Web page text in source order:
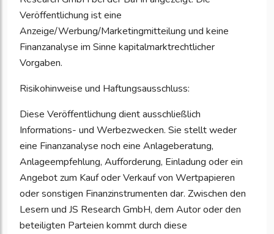
Veröffentlichung ist eine
Anzeige/Werbung/Marketingmitteilung und keine
Finanzanalyse im Sinne kapitalmarktrechtlicher
Vorgaben.
Risikohinweise und Haftungsausschluss:
Diese Veröffentlichung dient ausschließlich
Informations- und Werbezwecken. Sie stellt weder
eine Finanzanalyse noch eine Anlageberatung,
Anlageempfehlung, Aufforderung, Einladung oder ein
Angebot zum Kauf oder Verkauf von Wertpapieren
oder sonstigen Finanzinstrumenten dar. Zwischen den
Lesern und JS Research GmbH, dem Autor oder den
beteiligten Parteien kommt durch diese